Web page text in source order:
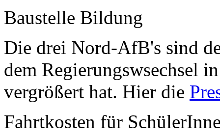
Baustelle Bildung
Die drei Nord-AfB's sind
dem Regierungswsechsel
vergrößert hat. Hier die
Fahrtkosten für